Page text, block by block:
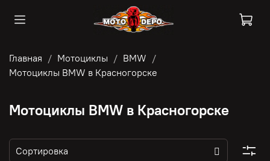
Главная Мотоциклы
BMW
Мотоциклы BMW в Красногорске
Мотоциклы BMW в Красногорске